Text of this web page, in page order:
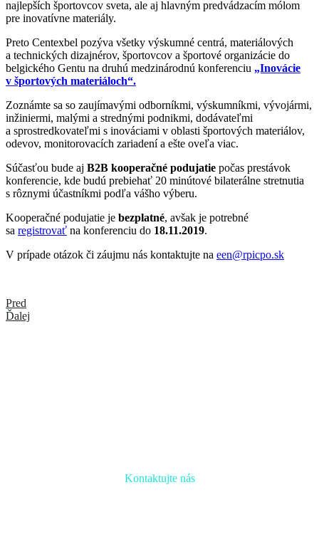
najlepších športovcov sveta, ale aj hlavným predvádzacím mólom
pre inovatívne materiály.
Preto Centexbel pozýva všetky výskumné centrá, materiálových
a technických dizajnérov, športovcov a športové organizácie do
belgického Gentu na druhú medzinárodnú konferenciu „Inovácie
v športových materiáloch“.
Zoznámte sa so zaujímavými odborníkmi, výskumníkmi, vývojármi,
inžiniermi, malými a strednými podnikmi, dodávateľmi
a sprostredkovateľmi s inováciami v oblasti športových materiálov,
odevov, monitorovacích zariadení a ešte oveľa viac.
Súčasťou bude aj B2B kooperačné podujatie počas prestávok
konferencie, kde budú prebiehať 20 minútové bilaterálne stretnutia
s rôznymi účastníkmi podľa vášho výberu.
Kooperačné podujatie je bezplatné, avšak je potrebné
sa registrovať na konferenciu do 18.11.2019.
V prípade otázok či záujmu nás kontaktujte na een@rpicpo.sk
Pred
Ďalej
Kontaktujte nás